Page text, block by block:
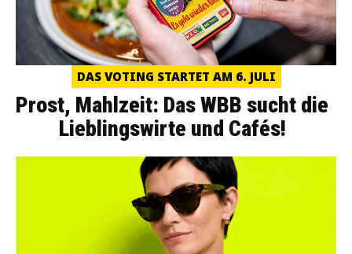
DAS VOTING STARTET AM 6. JULI
Prost, Mahlzeit: Das WBB sucht die
Lieblingswirte und Cafés!